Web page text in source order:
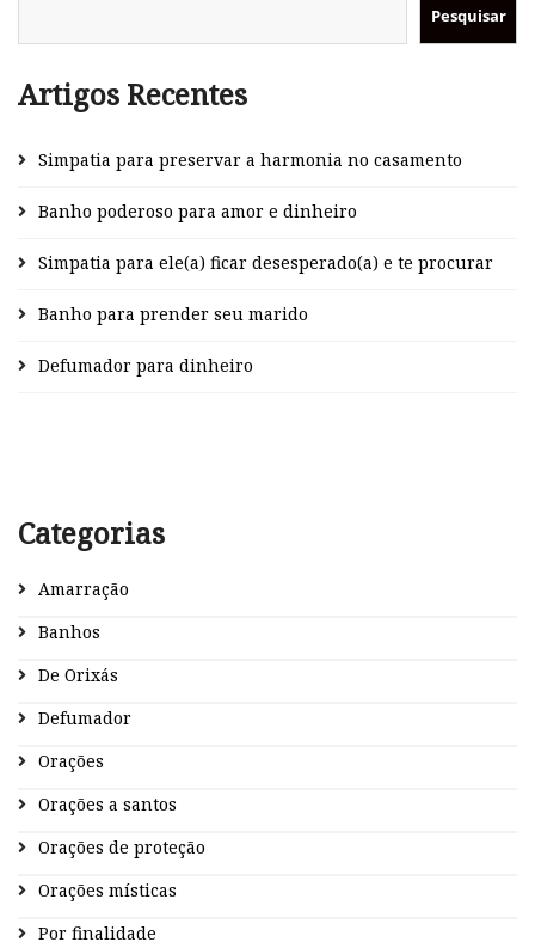
Pesquisar
Artigos Recentes
Simpatia para preservar a harmonia no casamento
Banho poderoso para amor e dinheiro
Simpatia para ele(a) ficar desesperado(a) e te procurar
Banho para prender seu marido
Defumador para dinheiro
Categorias
Amarração
Banhos
De Orixás
Defumador
Orações
Orações a santos
Orações de proteção
Orações místicas
Por finalidade